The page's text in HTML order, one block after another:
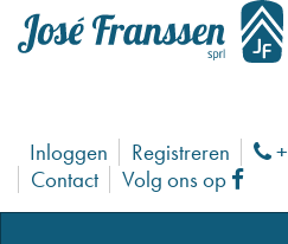
Inloggen Registreren
Contact
Volg ons op